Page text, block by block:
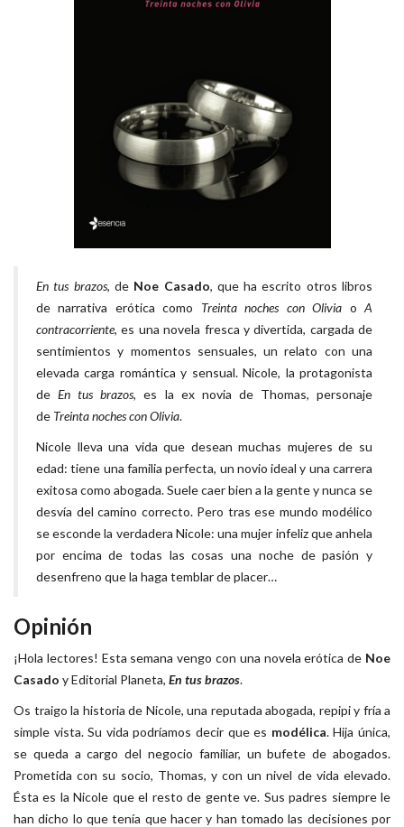
En tus brazos, de Noe Casado, que ha escrito otros libros
de narrativa erótica como Treinta noches con Olivia oA
contracorriente, es una novela fresca y divertida, cargada de
sentimientos y momentos sensuales, un relato con una
elevada carga romántica y sensual. Nicole, la protagonista
deEn tus brazos, es la ex novia de Thomas, personaje
de Treinta noches con Olivia.
Nicole lleva una vida que desean muchas mujeres de su
edad: tiene una familia perfecta, un novio ideal y una carrera
exitosa como abogada. Suele caer bien a la gente y nunca se
desvía del camino correcto. Pero tras ese mundo modélico
se esconde la verdadera Nicole: una mujer infeliz que anhela
por encima de todas las cosas una noche de pasión y
desenfreno que la haga temblar de placer…
Opinión
¡Hola lectores! Esta semana vengo con una novela erótica de Noe
Casado y Editorial Planeta, En tus brazos.
Os traigo la historia de Nicole, una reputada abogada, repipi y fría a
simple vista. Su vida podríamos decir que es modélica. Hija única,
se queda a cargo del negocio familiar, un bufete de abogados.
Prometida con su socio, Thomas, y con un nivel de vida elevado.
Ésta es la Nicole que el resto de gente ve. Sus padres siempre le
han dicho lo que tenía que hacer y han tomado las decisiones por